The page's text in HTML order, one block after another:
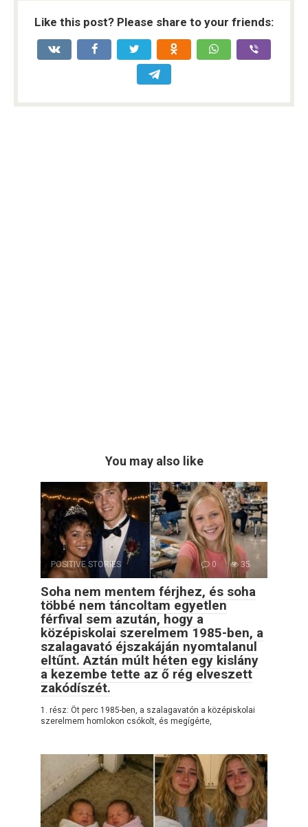
Like this post? Please share to your friends:
You may also like
POSITIVE STORIES 0 35
Soha nem mentem férjhez, és soha
többé nem táncoltam egyetlen
férfival sem azután, hogy a
középiskolai szerelmem 1985-ben, a
szalagavató éjszakáján nyomtalanul
eltűnt. Aztán múlt héten egy kislány
a kezembe tette az ő rég elveszett
zakódíszét.
1. rész: Öt perc 1985-ben, a szalagavatón a középiskolai
szerelmem homlokon csókolt, és megígérte,